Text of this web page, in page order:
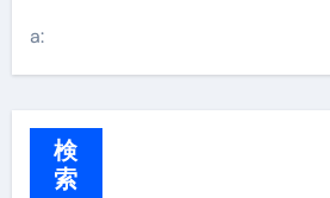
a:
検
索